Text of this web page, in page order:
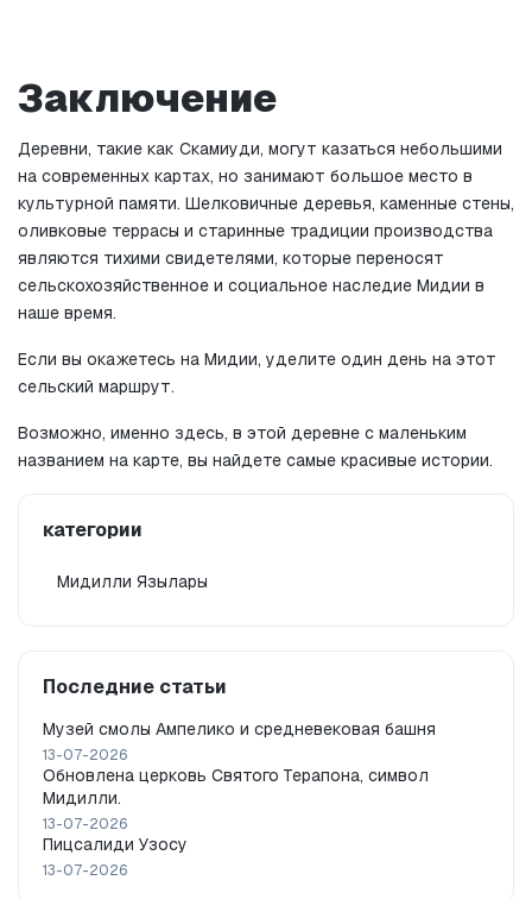
Заключение
Деревни, такие как Скамиуди, могут казаться небольшими
на современных картах, но занимают большое место в
культурной памяти. Шелковичные деревья, каменные стены,
оливковые террасы и старинные традиции производства
являются тихими свидетелями, которые переносят
сельскохозяйственное и социальное наследие Мидии в
наше время.
Если вы окажетесь на Мидии, уделите один день на этот
сельский маршрут.
Возможно, именно здесь, в этой деревне с маленьким
названием на карте, вы найдете самые красивые истории.
категории
Мидилли Язылары
Последние статьи
Музей смолы Ампелико и средневековая башня
13-07-2026
Обновлена церковь Святого Терапона, символ
Мидилли.
13-07-2026
Пицсалиди Узосу
13-07-2026